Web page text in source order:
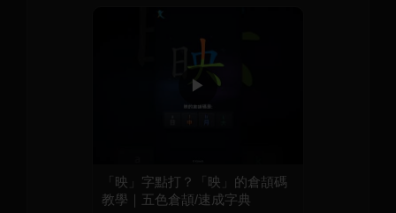
▶
「映」字點打？「映」的倉頡碼
教學｜五色倉頡/速成字典